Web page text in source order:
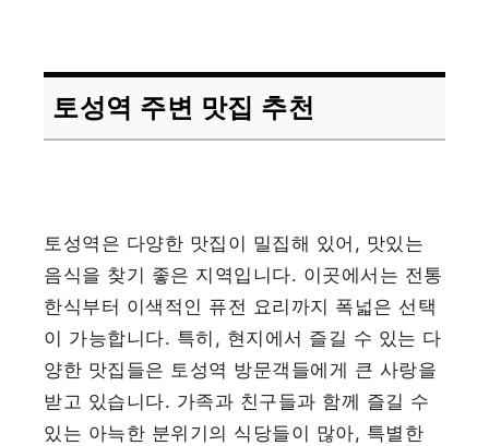
토성역 주변 맛집 추천
토성역은 다양한 맛집이 밀집해 있어, 맛있는
음식을 찾기 좋은 지역입니다. 이곳에서는 전통
한식부터 이색적인 퓨전 요리까지 폭넓은 선택
이 가능합니다. 특히, 현지에서 즐길 수 있는 다
양한 맛집들은 토성역 방문객들에게 큰 사랑을
받고 있습니다. 가족과 친구들과 함께 즐길 수
있는 아늑한 분위기의 식당들이 많아, 특별한